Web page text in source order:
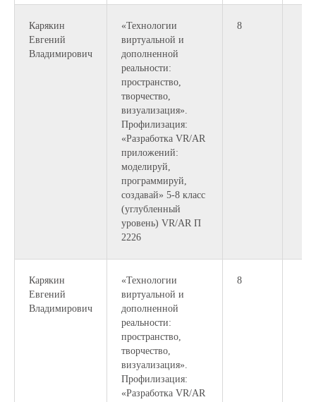
Карякин
Евгений
Владимирович
«Технологии
виртуальной и
дополненной
реальности:
пространство,
творчество,
визуализация».
Профилизация:
«Разработка VR/AR
приложений:
моделируй,
программируй,
создавай» 5-8 класс
(углубленный
уровень) VR/AR П
2226
8
Карякин
Евгений
Владимирович
«Технологии
виртуальной и
дополненной
реальности:
пространство,
творчество,
визуализация».
Профилизация:
«Разработка VR/AR
8